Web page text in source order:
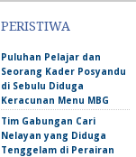
PERISTIWA
Puluhan Pelajar dan
Seorang Kader Posyandu
di Sebulu Diduga
Keracunan Menu MBG
Tim Gabungan Cari
Nelayan yang Diduga
Tenggelam di Perairan